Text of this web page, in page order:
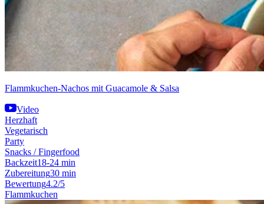
Flammkuchen-Nachos mit Guacamole & Salsa
Video
Herzhaft
Vegetarisch
Party
Snacks / Fingerfood
Backzeit18-24 min
Zubereitung30 min
Bewertung4.2/5
Flammkuchen